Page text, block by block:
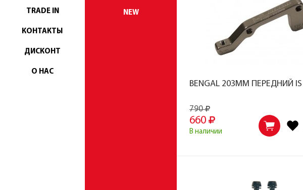
TRADE IN
КОНТАКТЫ
ДИСКОНТ
О НАС
NEW
BENGAL 203MM ПЕРЕДНИЙ IS
790
660
В наличии